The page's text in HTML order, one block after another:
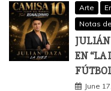
Arte
Notas
JULIÁN
EN “LA
June